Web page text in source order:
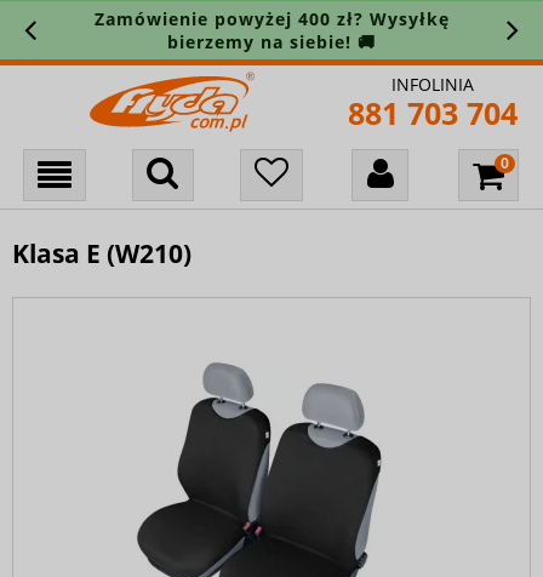
Zamówienie powyżej 400 zł? Wysyłkę
bierzemy na siebie! 🚚
INFOLINIA
881 703 704
Klasa E (W210)